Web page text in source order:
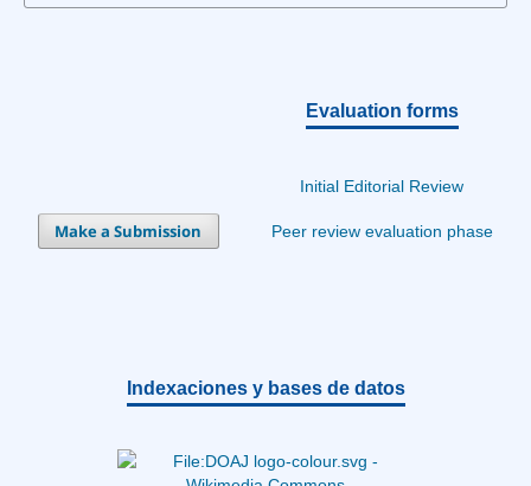
Make a Submission
Evaluation forms
Initial Editorial Review
Peer review evaluation phase
Indexaciones y bases de datos